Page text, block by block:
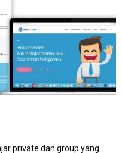
private dan group yang